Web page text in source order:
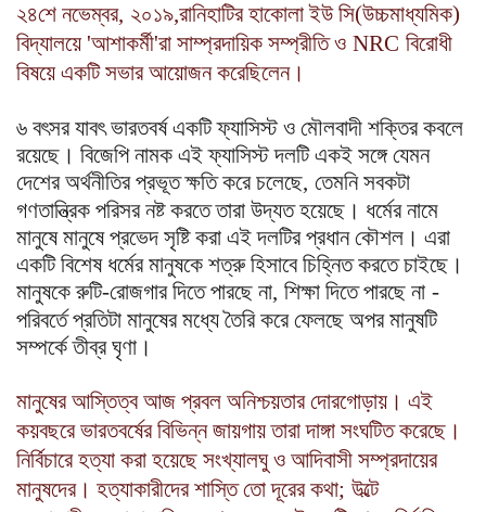
২৪শে নভেম্বর, ২০১৯,রানিহাটির হাকোলা ইউ সি(উচ্চমাধ্যমিক)
বিদ্যালয়ে 'আশাকর্মী'রা সাম্প্রদায়িক সম্প্রীতি ও NRC বিরোধী
বিষয়ে একটি সভার আয়োজন করেছিলেন।
৬ বৎসর যাবৎ ভারতবর্ষ একটি ফ্যাসিস্ট ও মৌলবাদী শক্তির কবলে
রয়েছে। বিজেপি নামক এই ফ্যাসিস্ট দলটি একই সঙ্গে যেমন
দেশের অর্থনীতির প্রভূত ক্ষতি করে চলেছে, তেমনি সবকটা
গণতান্ত্রিক পরিসর নষ্ট করতে তারা উদ্যত হয়েছে। ধর্মের নামে
মানুষে মানুষে প্রভেদ সৃষ্টি করা এই দলটির প্রধান কৌশল। এরা
একটি বিশেষ ধর্মের মানুষকে শত্রু হিসাবে চিহ্নিত করতে চাইছে।
মানুষকে রুটি-রোজগার দিতে পারছে না, শিক্ষা দিতে পারছে না -
পরিবর্তে প্রতিটা মানুষের মধ্যে তৈরি করে ফেলছে অপর মানুষটি
সম্পর্কে তীব্র ঘৃণা।
মানুষের আস্তিত্ব আজ প্রবল অনিশ্চয়তার দোরগোড়ায়। এই
কয়বছরে ভারতবর্ষের বিভিন্ন জায়গায় তারা দাঙ্গা সংঘটিত করেছে।
নির্বিচারে হত্যা করা হয়েছে সংখ্যালঘু ও আদিবাসী সম্প্রদায়ের
মানুষদের। হত্যাকারীদের শাস্তি তো দূরের কথা; উল্টে